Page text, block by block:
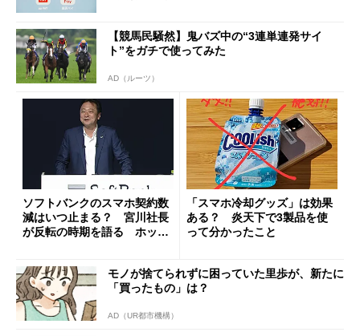
【競馬民騒然】鬼バズ中の“3連単連発サイ
ト”をガチで使ってみた
AD（ルーツ）
ソフトバンクのスマホ契約数
減はいつ止まる？ 宮川社長
が反転の時期を語る ホッピ
「スマホ冷却グッズ」は効果
ある？ 炎天下で3製品を使
って分かったこと
モノが捨てられずに困っていた里歩が、新たに
「買ったもの」は？
AD（UR都市機構）